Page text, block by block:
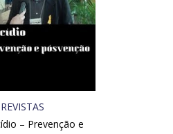
– Prevenção e